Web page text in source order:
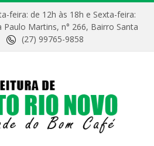
feira: de 12h às 18h e Sexta-feira:
Paulo Martins, n° 266, Bairro Santa
(27) 99765-9858